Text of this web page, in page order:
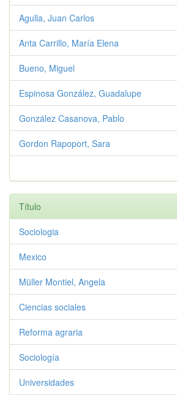
Agulla, Juan Carlos
Anta Carrillo, María Elena
Bueno, Miguel
Espinosa González, Guadalupe
González Casanova, Pablo
Gordon Rapoport, Sara
Título
Sociologia
Mexico
Müller Montiel, Angela
Ciencias sociales
Reforma agraria
Sociología
Universidades